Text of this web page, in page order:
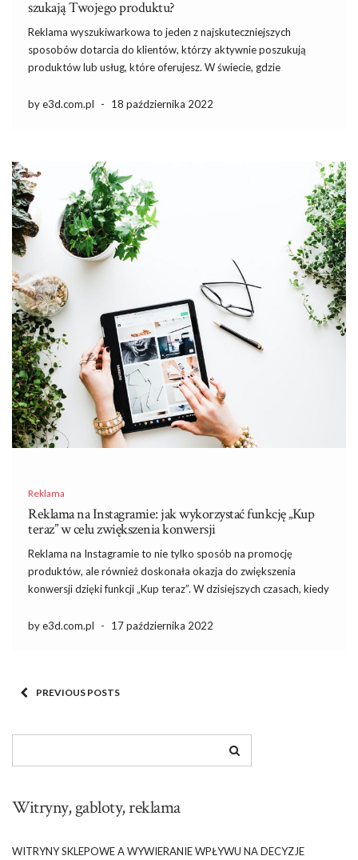
szukają Twojego produktu?
Reklama wyszukiwarkowa to jeden z najskuteczniejszych
sposobów dotarcia do klientów, którzy aktywnie poszukują
produktów lub usług, które oferujesz. W świecie, gdzie
marketingu może znacząco zwiększyć widoczność Twojej firmy.
by e3d.com.pl - 18 października 2022
Reklama
Reklama na Instagramie: jak wykorzystać funkcję „Kup
teraz” w celu zwiększenia konwersji
Reklama na Instagramie to nie tylko sposób na promocję
produktów, ale również doskonała okazja do zwiększenia
konwersji dzięki funkcji „Kup teraz”. W dzisiejszych czasach, kiedy
dokonania transakcji bezpośrednio w aplikacji może
by e3d.com.pl - 17 października 2022
PREVIOUS POSTS
Witryny, gabloty, reklama
WITRYNY SKLEPOWE A WYWIERANIE WPŁYWU NA DECYZJE